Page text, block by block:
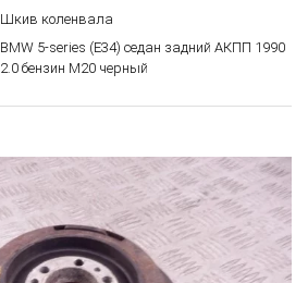
Шкив коленвала
BMW 5-series (E34) седан задний АКПП 1990
2.0 бензин M20 черный